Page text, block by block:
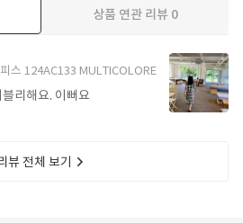
상품 연관 리뷰 0
스 124AC133 MULTICOLORE
리해요. 이뻐요
뷰 전체 보기